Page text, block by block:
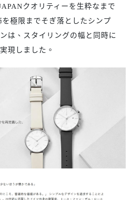
クオリティーを生粋なまで
極限までそぎ落としたシンプ
は、スタイリングの幅と同時に
現しました。